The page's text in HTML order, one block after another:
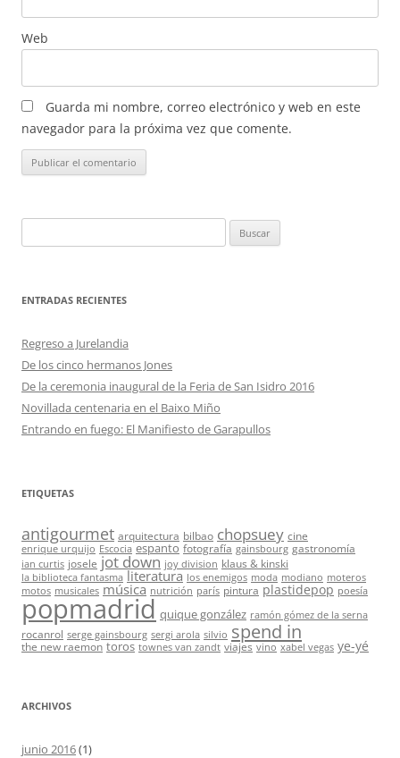
Web
Guarda mi nombre, correo electrónico y web en este
navegador para la próxima vez que comente.
ENTRADAS RECIENTES
Regreso a Jurelandia
De los cinco hermanos Jones
De la ceremonia inaugural de la Feria de San Isidro 2016
Novillada centenaria en el Baixo Miño
Entrando en fuego: El Manifiesto de Garapullos
ETIQUETAS
antigourmet arquitectura bilbao chopsuey cine
enrique urquijo Escocia espanto fotografía gainsbourg gastronomía
ian curtis josele jot down joy division klaus & kinski
la biblioteca fantasma literatura los enemigos moda modiano moteros
motos musicales música nutrición parís pintura plastidepop poesía
popmadrid quique gonzález ramón gómez de la serna
rocanrol serge gainsbourg sergi arola silvio spend in
the new raemon toros townes van zandt viajes vino xabel vegas ye-yé
ARCHIVOS
junio 2016(1)